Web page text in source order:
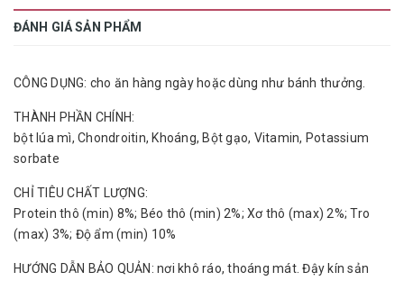
ĐÁNH GIÁ SẢN PHẨM
CÔNG DỤNG: cho ăn hàng ngày hoặc dùng như bánh thưởng.
THÀNH PHẦN CHÍNH:
bột lúa mì, Chondroitin, Khoáng, Bột gạo, Vitamin, Potassium
sorbate
CHỈ TIÊU CHẤT LƯỢNG:
Protein thô (min) 8%; Béo thô (min) 2%; Xơ thô (max) 2%; Tro
(max) 3%; Độ ẩm (min) 10%
HƯỚNG DẪN BẢO QUẢN: nơi khô ráo, thoáng mát. Đậy kín sản